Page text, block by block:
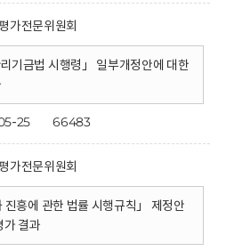
가전문위원회
기금법 시행령」 일부개정안에 대한
25 66483
가전문위원회
진흥에 관한 법률 시행규칙」 제정안
가 결과